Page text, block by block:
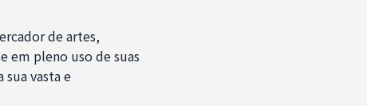
de artes,
em pleno uso de suas
vasta e